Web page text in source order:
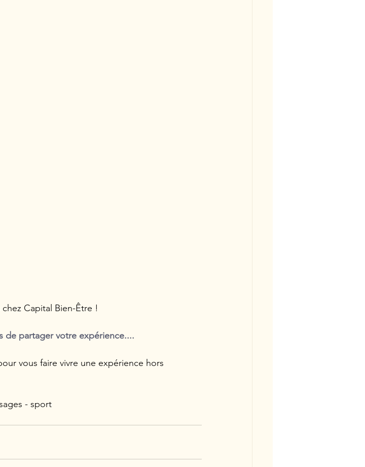
Capital Bien-Être !
de partager votre expérience....
vous faire vivre une expérience hors
- sport